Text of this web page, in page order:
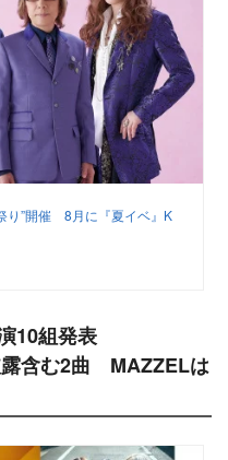
り”開催 8月に『夏イベ』K
10組発表
含む2曲 MAZZELは